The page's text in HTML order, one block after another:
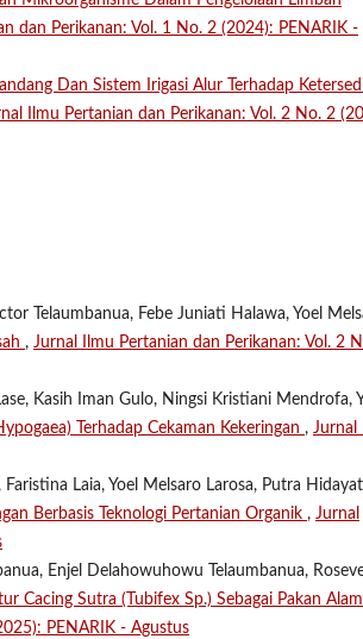
dan Perikanan: Vol. 1 No. 2 (2024): PENARIK -
Dan Sistem Irigasi Alur Terhadap
Ilmu Pertanian dan Perikanan: Vol. 2 No. 2
Telaumbanua, Febe Juniati Halawa, Yoel
, Jurnal Ilmu Pertanian dan Perikanan: Vol. 2
Kasih Iman Gulo, Ningsi Kristiani Mendrofa,
Terhadap Cekaman Kekeringan , Jurnal
Laia, Yoel Melsaro Larosa, Putra Hidayat
Berbasis Teknologi Pertanian Organik , Jurnal
Enjel Delahowuhowu Telaumbanua,
Cacing Sutra (Tubifex Sp.) Sebagai Pakan
PENARIK - Agustus